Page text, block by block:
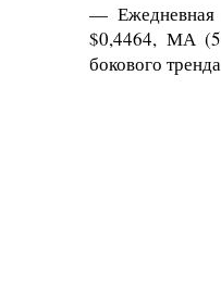
— Ежедневная
$0,4464, МА
бокового